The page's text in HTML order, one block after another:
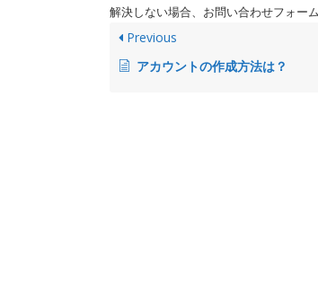
解決しない場合、お問い合わせフォー
Previous
アカウントの作成方法は？